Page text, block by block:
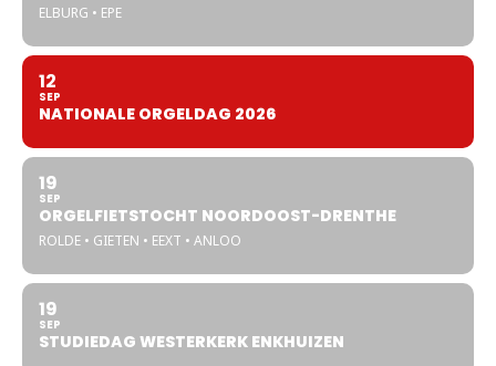
ELBURG • EPE
12
SEP
NATIONALE ORGELDAG 2026
19
SEP
ORGELFIETSTOCHT NOORDOOST-DRENTHE
ROLDE • GIETEN • EEXT • ANLOO
19
SEP
STUDIEDAG WESTERKERK ENKHUIZEN